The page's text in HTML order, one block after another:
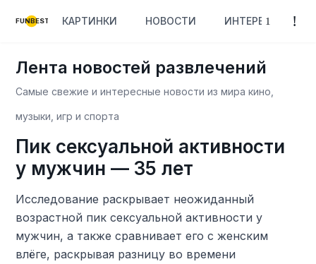
FUNBEST КАРТИНКИ НОВОСТИ ИНТЕРЕСНОЕ
Лента новостей развлечений
Самые свежие и интересные новости из мира кино,
музыки, игр и спорта
Пик сексуальной активности
у мужчин — 35 лет
Исследование раскрывает неожиданный
возрастной пик сексуальной активности у
мужчин, а также сравнивает его с женским
влёге, раскрывая разницу во времени